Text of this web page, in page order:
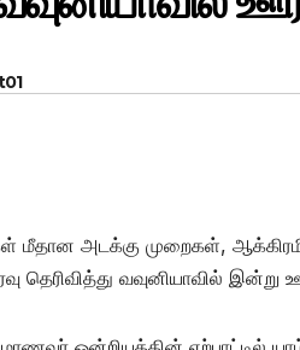
அடக்கு முறைகள்,
தெரிவித்து வவுனியாவில்